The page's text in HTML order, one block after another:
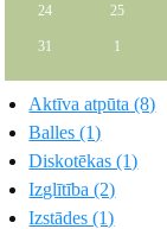
24 25
31 1
Aktīva atpūta (8)
Balles (1)
Diskotēkas (1)
Izglītība (2)
Izstādes (1)